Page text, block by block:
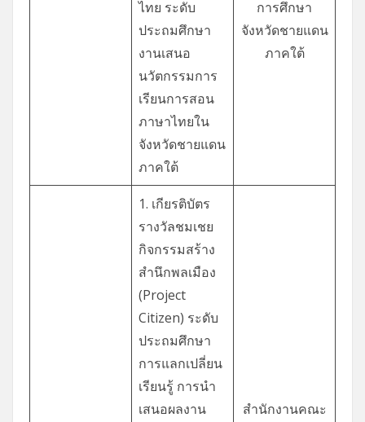
ไทย ระดับ
ประถมศึกษา
งานเสนอ
นวัตกรรมการ
เรียนการสอน
ภาษาไทยใน
จังหวัดชายแดน
ภาคใต้
การศึกษา
จังหวัดชายแดน
ภาคใต้
1. เกียรติบัตร
รางวัลชมเชย
กิจกรรมสร้าง
สำนึกพลเมือง
(Project
Citizen) ระดับ
ประถมศึกษา
การแลกเปลี่ยน
เรียนรู้ การนำ
เสนอผลงาน
สำนักงานคณะ